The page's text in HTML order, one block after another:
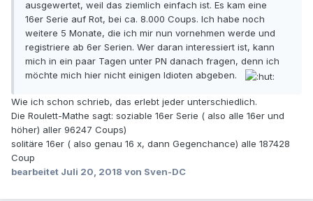
ausgewertet, weil das ziemlich einfach ist. Es kam eine
16er Serie auf Rot, bei ca. 8.000 Coups. Ich habe noch
weitere 5 Monate, die ich mir nun vornehmen werde und
registriere ab 6er Serien. Wer daran interessiert ist, kann
mich in ein paar Tagen unter PN danach fragen, denn ich
möchte mich hier nicht einigen Idioten abgeben.
Wie ich schon schrieb, das erlebt jeder unterschiedlich.
Die Roulett-Mathe sagt: soziable 16er Serie ( also alle 16er und
höher) aller 96247 Coups)
solitäre 16er ( also genau 16 x, dann Gegenchance) alle 187428
Coup
bearbeitet Juli 20, 2018 von Sven-DC